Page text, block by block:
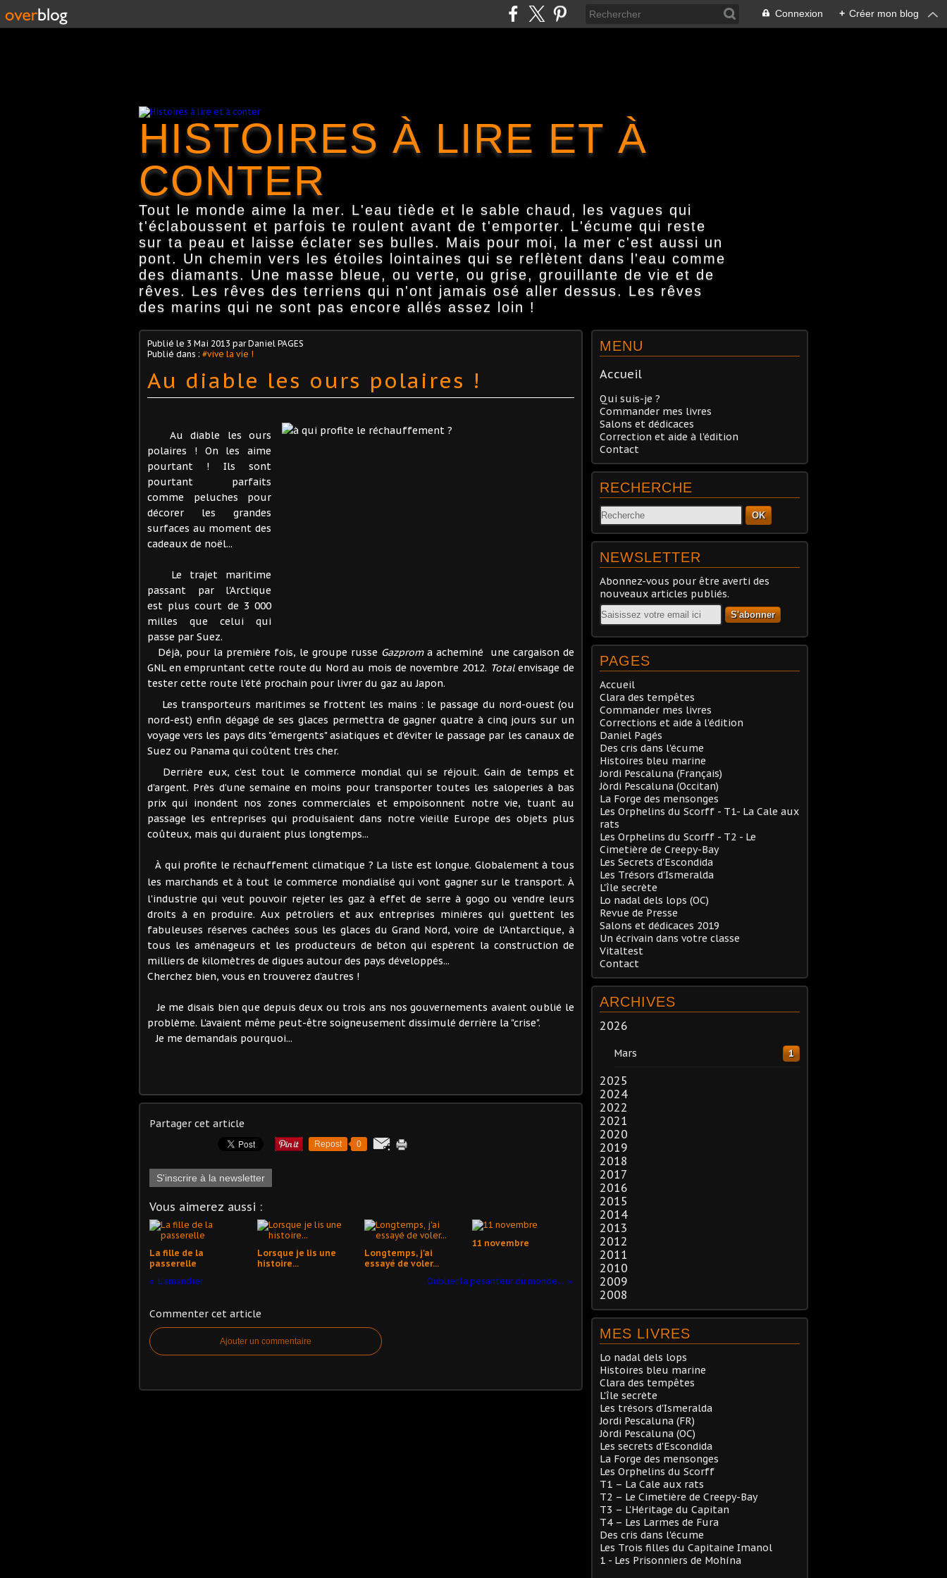
Connexion + Créer mon blog
HISTOIRES À LIRE ET À
CONTER
Tout le monde aime la mer. L'eau tiède et le sable chaud, les vagues qui
t'éclaboussent et parfois te roulent avant de t'emporter. L'écume qui reste
sur ta peau et laisse éclater ses bulles. Mais pour moi, la mer c'est aussi un
pont. Un chemin vers les étoiles lointaines qui se reflètent dans l'eau comme
des diamants. Une masse bleue, ou verte, ou grise, grouillante de vie et de
rêves. Les rêves des terriens qui n'ont jamais osé aller dessus. Les rêves
des marins qui ne sont pas encore allés assez loin !
Publié le 3 Mai 2013 par Daniel PAGES
Publié dans : #vive la vie !
Au diable les ours polaires !
Au diable les ours
polaires ! On les aime
pourtant ! Ils sont
pourtant parfaits
comme peluches pour
décorer les grandes
surfaces au moment des
cadeaux de noël...
Le trajet maritime
passant par l'Arctique
est plus court de 3 000
milles que celui qui
passe par Suez.
Déjà, pour la première fois, le groupe russe Gazproma acheminé une cargaison de
GNL en empruntant cette route du Nord au mois de novembre 2012. Totalenvisage de
tester cette route l'été prochain pour livrer du gaz au Japon.
Les transporteurs maritimes se frottent les mains : le passage du nord-ouest (ou
nord-est) enfin dégagé de ses glaces permettra de gagner quatre à cinq jours sur un
voyage vers les pays dits "émergents" asiatiques et d'éviter le passage par les canaux de
Suez ou Panama qui coûtent très cher.
Derrière eux, c'est tout le commerce mondial qui se réjouit. Gain de temps et
d'argent. Près d'une semaine en moins pour transporter toutes les saloperies à bas
prix qui inondent nos zones commerciales et empoisonnent notre vie, tuant au
passage les entreprises qui produisaient dans notre vieille Europe des objets plus
coûteux, mais qui duraient plus longtemps...
Àqui profite le réchauffement climatique ? La liste est longue. Globalement à tous
les marchands et à tout le commerce mondialisé qui vont gagner sur le transport. À
l'industrie qui veut pouvoir rejeter les gaz à effet de serre à gogo ou vendre leurs
droits à en produire. Aux pétroliers et aux entreprises minières qui guettent les
fabuleuses réserves cachées sous les glaces du Grand Nord, voire de l'Antarctique, à
tous les aménageurs et les producteurs de béton qui espèrent la construction de
milliers de kilomètres de digues autour des pays développés...
Cherchez bien, vous en trouverez d'autres !
Je me disais bien que depuis deux ou trois ans nos gouvernements avaient oublié le
problème. L'avaient même peut-être soigneusement dissimulé derrière la "crise".
Je me demandais pourquoi...
Partager cet article
Repost 0
S'inscrire à la newsletter
Vous aimerez aussi :
La fille de la
passerelle
Lorsque je lis une
histoire...
Longtemps, j'ai
essayé de voler...
11 novembre
L'amandier Oublier la pesanteur du monde...
Commenter cet article
Ajouter un commentaire
MENU
Accueil
Qui suis-je ?
Commander mes livres
Salons et dédicaces
Correction et aide à l'édition
Contact
RECHERCHE
OK
NEWSLETTER
Abonnez-vous pour être averti des
nouveaux articles publiés.
Email
PAGES
Accueil
Clara des tempêtes
Commander mes livres
Corrections et aide à l'édition
Daniel Pagés
Des cris dans l'écume
Histoires bleu marine
Jordi Pescaluna (Français)
Jòrdi Pescaluna (Occitan)
La Forge des mensonges
Les Orphelins du Scorff - T1- La Cale aux
rats
Les Orphelins du Scorff - T2 - Le
Cimetière de Creepy-Bay
Les Secrets d'Escondida
Les Trésors d'Ismeralda
L'île secrète
Lo nadal dels lops (OC)
Revue de Presse
Salons et dédicaces 2019
Un écrivain dans votre classe
Vitaltest
Contact
ARCHIVES
2026
Mars 1
2025
2024
2022
2021
2020
2019
2018
2017
2016
2015
2014
2013
2012
2011
2010
2009
2008
MES LIVRES
Lo nadal dels lops
Histoires bleu marine
Clara des tempêtes
L'île secrète
Les trésors d'Ismeralda
Jordi Pescaluna (FR)
Jòrdi Pescaluna (OC)
Les secrets d'Escondida
La Forge des mensonges
Les Orphelins du Scorff
T1 – La Cale aux rats
T2 – Le Cimetière de Creepy-Bay
T3 – L’Héritage du Capitan
T4 – Les Larmes de Fura
Des cris dans l'écume
Les Trois filles du Capitaine Imanol
1 - Les Prisonniers de Mohína